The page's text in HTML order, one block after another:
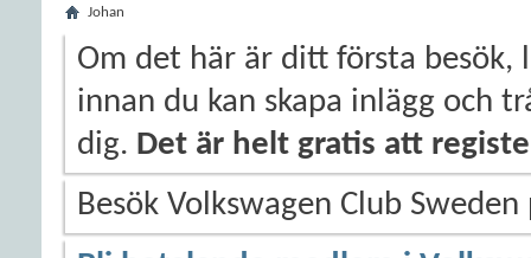
Johan
Om det här är ditt första besök,
innan du kan skapa inlägg och
dig. Det är helt gratis att
Besök Volkswagen Club